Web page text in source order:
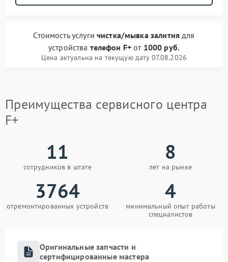
Стоимость услуги чистка/мывка залитиядля
устройства телефон F+ от 1000 руб.
Цена актуальна на текущую дату 07.08.2026
Преимущества сервисного центра
F+
11
сотрудников в штате
8
лет на рынке
3764
отремонтированных устройств
4
минимальный опыт работы
специалистов
Оригинальные запчасти и
сертифицированные мастера